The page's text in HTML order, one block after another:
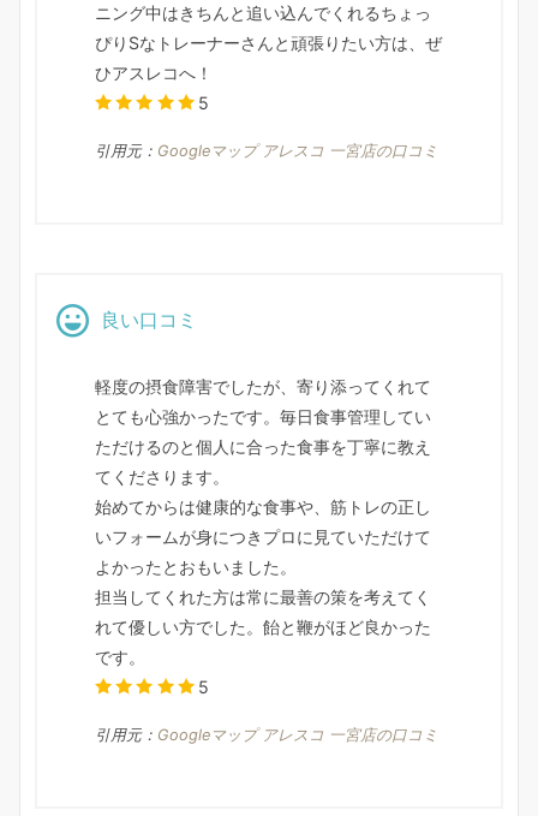
ニング中はきちんと追い込んでくれるちょっ
ぴりSなトレーナーさんと頑張りたい方は、ぜ
ひアスレコへ！
5
引用元： Googleマップ アレスコ 一宮店の口コミ
良い口コミ
軽度の摂食障害でしたが、寄り添ってくれて
とても心強かったです。毎日食事管理してい
ただけるのと個人に合った食事を丁寧に教え
てくださります。
始めてからは健康的な食事や、筋トレの正し
いフォームが身につきプロに見ていただけて
よかったとおもいました。
担当してくれた方は常に最善の策を考えてく
れて優しい方でした。飴と鞭がほど良かった
です。
5
引用元： Googleマップ アレスコ 一宮店の口コミ